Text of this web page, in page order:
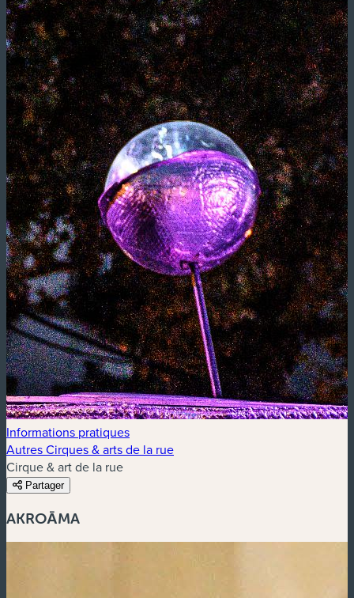
Informations pratiques
Autres Cirques & arts de la rue
Cirque & art de la rue
Partager
AKROĀMA